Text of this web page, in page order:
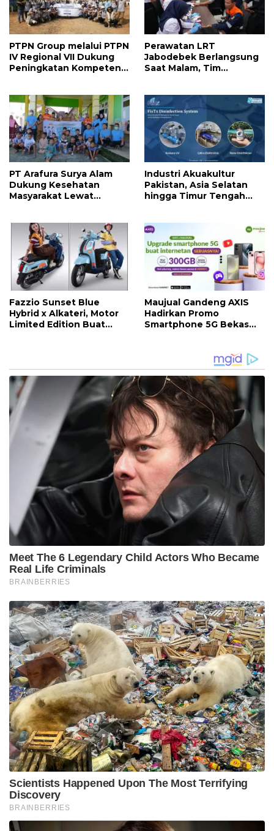
PTPN Group melalui PTPN
IV Regional VII Dukung
Peningkatan Kompetensi
Maps di Way Kanan
Perawatan LRT
Jabodebek Berlangsung
Saat Malam, Tim
PT Arafura Surya Alam
Dukung Kesehatan
Masyarakat Lewat
Industri Akuakultur
Pakistan, Asia Selatan
hingga Timur Tengah
Indonesia
Fazzio Sunset Blue
Hybrid x Alkateri, Motor
Limited Edition Buat
Maujual Gandeng AXIS
Hadirkan Promo
Smartphone 5G Bekas